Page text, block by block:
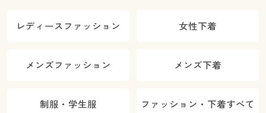
レディースファッション 女性下着
メンズファッション メンズ下着
制服・学生服 ファッション・下着すべて